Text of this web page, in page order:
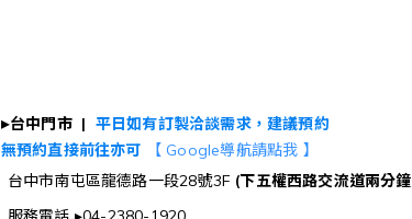
▸台中門市 | 平日如有訂製洽談需求，建議預約
無預約直接前往亦可
【 Google導航請點我 】
台中市南屯區龍德路一段28號3F (下五權西路交流道兩分